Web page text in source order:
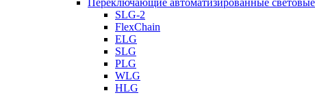
Переключающие автоматизированные
SLG-2
FlexChain
ELG
SLG
PLG
WLG
HLG